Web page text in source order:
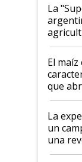
La
infinitas"
El
que
el lote
La
un
una